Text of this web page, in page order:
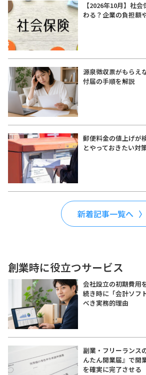
【2026年10月】社
わる？企業の負担額
源泉徴収票がもらえ
付届の手順を解説
郵便料金の値上げが
とやっておきたい対
新着記事一覧へ
創業時に役立つサービス
会社設立の初期費用
続き時に「会計ソフ
べき実務的理由
副業・フリーランス
んたん開業届』で開
を確実に完了させる